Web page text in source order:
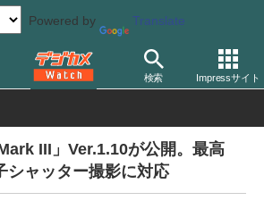
Powered by Translate
検索 Impressサイト
一眼レフカメラ ペンタックス
III」Ver.1.10が公開。最高
シャッター撮影に対応